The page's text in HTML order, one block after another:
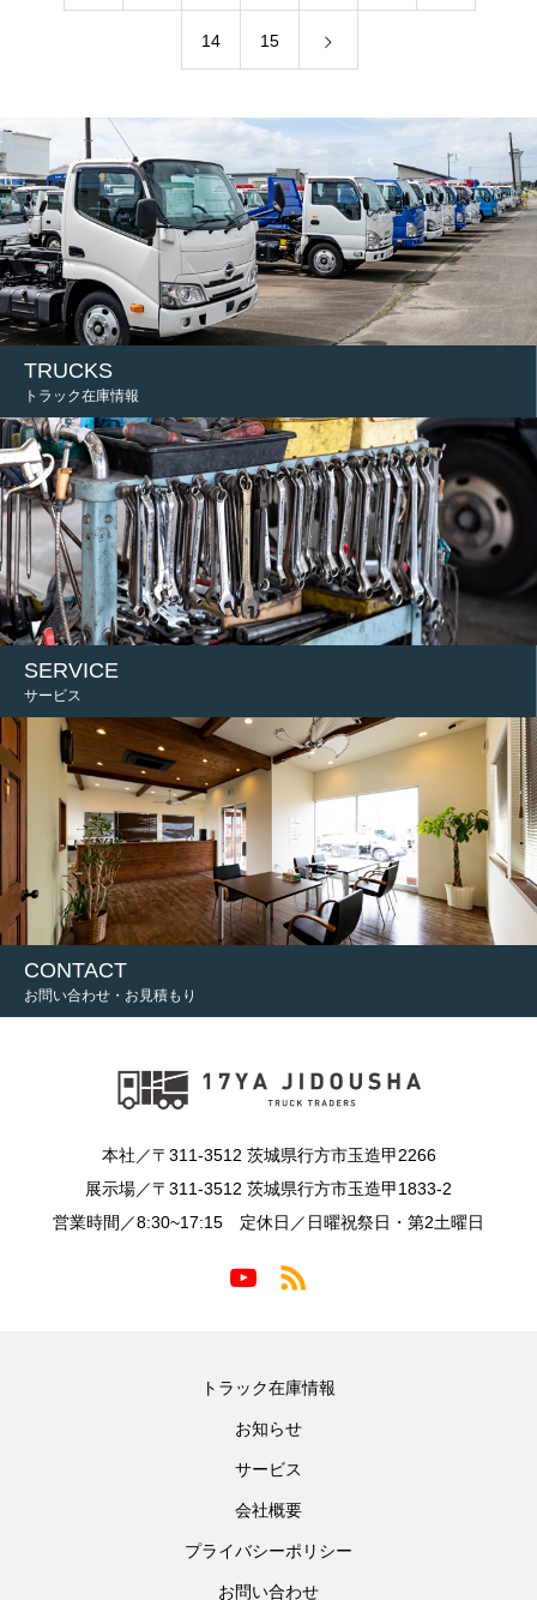
14 15
TRUCKS
トラック在庫情報
SERVICE
サービス
CONTACT
お問い合わせ・お見積もり
本社／〒311-3512 茨城県行方市玉造甲2266
展示場／〒311-3512 茨城県行方市玉造甲1833-2
営業時間／8:30~17:15 定休日／日曜祝祭日・第2土曜日
トラック在庫情報
お知らせ
サービス
会社概要
プライバシーポリシー
お問い合わせ